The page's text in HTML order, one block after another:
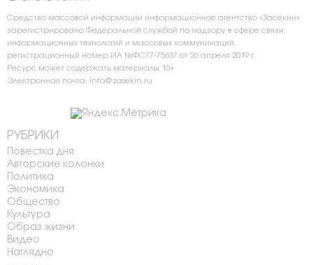
Средство массовой информации информационное агентство «Засекин»
зарегистрировано Федеральной службой по надзору в сфере связи,
информационных технологий и массовых коммуникаций,
регистрационный номер ИА №ФС77-75637 от 26 апреля 2019 г.
Ресурс может содержать материалы 16+
Электронная почта: info@zasekin.ru
РУБРИКИ
Повестка дня
Авторские колонки
Политика
Экономика
Общество
Культура
Образ жизни
Видео
Наглядно